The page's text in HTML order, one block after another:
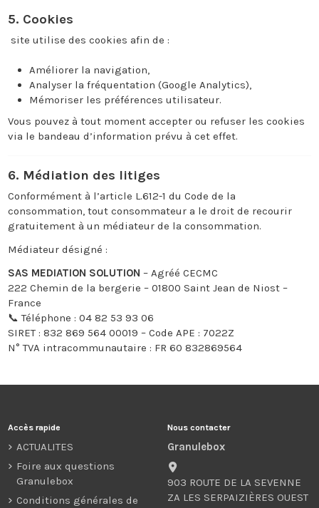
5. Cookies
site utilise des cookies afin de :
Améliorer la navigation,
Analyser la fréquentation (Google Analytics),
Mémoriser les préférences utilisateur.
Vous pouvez à tout moment accepter ou refuser les cookies
via le bandeau d’information prévu à cet effet.
6. Médiation des litiges
Conformément à l’article L.612-1 du Code de la
consommation, tout consommateur a le droit de recourir
gratuitement à un médiateur de la consommation.
Médiateur désigné :
SAS MEDIATION SOLUTION – Agréé CECMC
222 Chemin de la bergerie – 01800 Saint Jean de Niost –
France
📞 Téléphone : 04 82 53 93 06
SIRET : 832 869 564 00019 – Code APE : 7022Z
N° TVA intracommunautaire : FR 60 832869564
Accès rapide
ACTUALITES
Foire aux questions
Granulebox
Conditions générales de
Nous contacter
Granulebox
903 ROUTE DE LA SEVENNE
ZA LES SERPAIZIÈRES OUEST